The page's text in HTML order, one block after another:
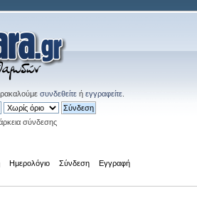
συνδεθείτε ή εγγραφείτε
σύνδεσης
Ημερολόγιο Σύνδεση Εγγραφή